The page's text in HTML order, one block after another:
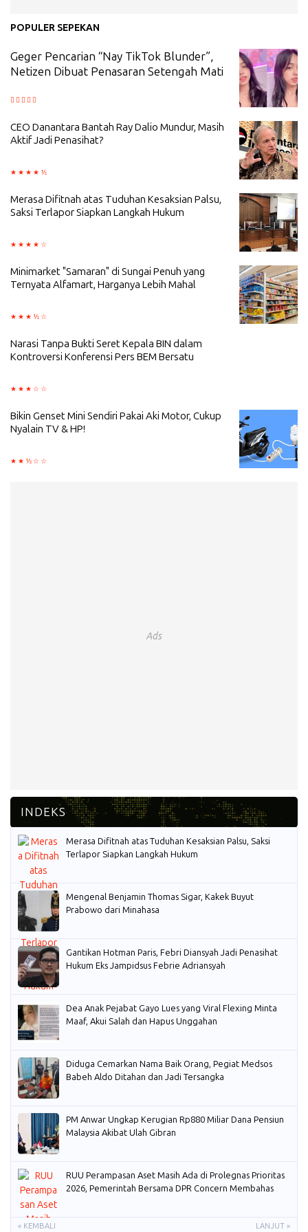
POPULER SEPEKAN
Geger Pencarian “Nay TikTok Blunder”,
Netizen Dibuat Penasaran Setengah Mati
CEO Danantara Bantah Ray Dalio Mundur, Masih
Aktif Jadi Penasihat?
Merasa Difitnah atas Tuduhan Kesaksian Palsu,
Saksi Terlapor Siapkan Langkah Hukum
Minimarket "Samaran" di Sungai Penuh yang
Ternyata Alfamart, Harganya Lebih Mahal
Narasi Tanpa Bukti Seret Kepala BIN dalam
Kontroversi Konferensi Pers BEM Bersatu
Bikin Genset Mini Sendiri Pakai Aki Motor, Cukup
Nyalain TV & HP!
Ads
Merasa Difitnah atas Tuduhan Kesaksian Palsu, Saksi
Terlapor Siapkan Langkah Hukum
Mengenal Benjamin Thomas Sigar, Kakek Buyut
Prabowo dari Minahasa
Gantikan Hotman Paris, Febri Diansyah Jadi Penasihat
Hukum Eks Jampidsus Febrie Adriansyah
Dea Anak Pejabat Gayo Lues yang Viral Flexing Minta
Maaf, Akui Salah dan Hapus Unggahan
Diduga Cemarkan Nama Baik Orang, Pegiat Medsos
Babeh Aldo Ditahan dan Jadi Tersangka
PM Anwar Ungkap Kerugian Rp880 Miliar Dana Pensiun
Malaysia Akibat Ulah Gibran
RUU Perampasan Aset Masih Ada di Prolegnas Prioritas
2026, Pemerintah Bersama DPR Concern Membahas
« KEMBALI LANJUT »